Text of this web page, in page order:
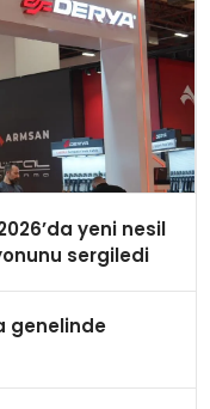
yeni nesil
sergiledi
genelinde